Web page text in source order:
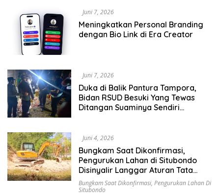
Juni 7, 2026
Meningkatkan Personal Branding
dengan Bio Link di Era Creator
Juni 7, 2026
Duka di Balik Pantura Tampora,
Bidan RSUD Besuki Yang Tewas
Ditangan Suaminya Sendiri
Juni 4, 2026
Bungkam Saat Dikonfirmasi,
Pengurukan Lahan di Situbondo
Disinyalir Langgar Aturan Tata
Ruang dan Lingkungan
Bungkam Saat Dikonfirmasi, Pengurukan Lahan Di
Situbondo